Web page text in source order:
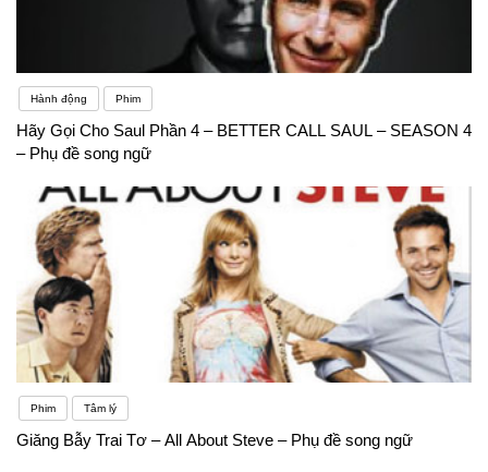
Hành động Phim
Hãy Gọi Cho Saul Phần 4 – BETTER CALL SAUL – SEASON 4
– Phụ đề song ngữ
Phim Tâm lý
Giăng Bẫy Trai Tơ – All About Steve – Phụ đề song ngữ